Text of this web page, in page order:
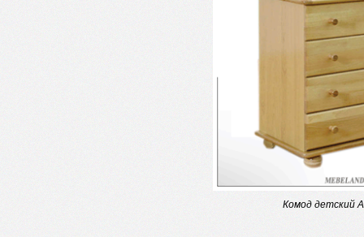
Комод детский